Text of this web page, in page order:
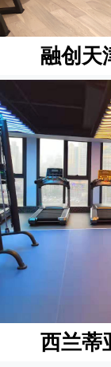
融创天
西兰蒂